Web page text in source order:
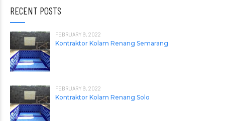
RECENT POSTS
FEBRUARY 9, 2022
Kontraktor Kolam Renang Semarang
FEBRUARY 9, 2022
Kontraktor Kolam Renang Solo